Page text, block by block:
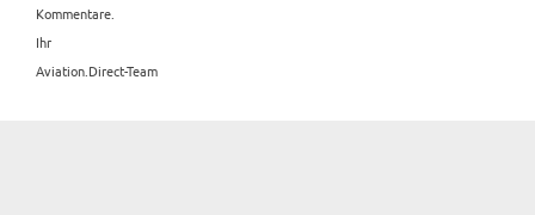
Kommentare.
Ihr
Aviation.Direct-Team